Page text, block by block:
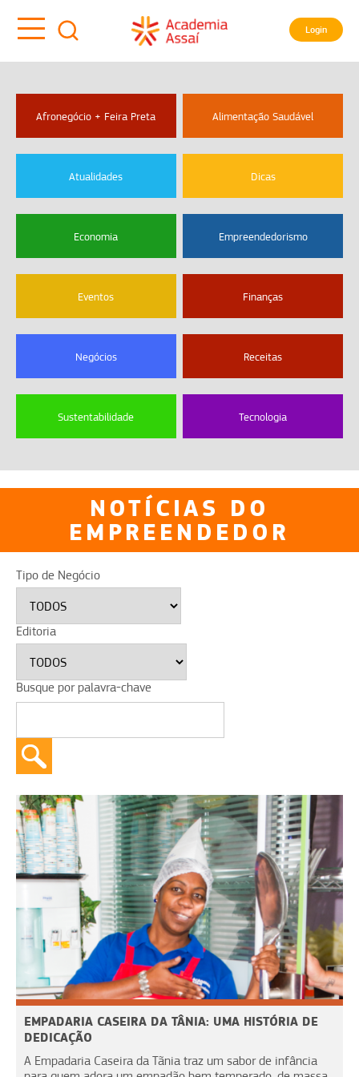
Login
Afronegócio + Feira Preta Alimentação Saudável
Atualidades Dicas
Economia Empreendedorismo
Eventos Finanças
Negócios Receitas
Sustentabilidade Tecnologia
NOTÍCIAS DO
EMPREENDEDOR
Tipo de Negócio
Editoria
Busque por palavra-chave
EMPADARIA CASEIRA DA TÂNIA: UMA HISTÓRIA DE
DEDICAÇÃO
A Empadaria Caseira da Tãnia traz um sabor de infância